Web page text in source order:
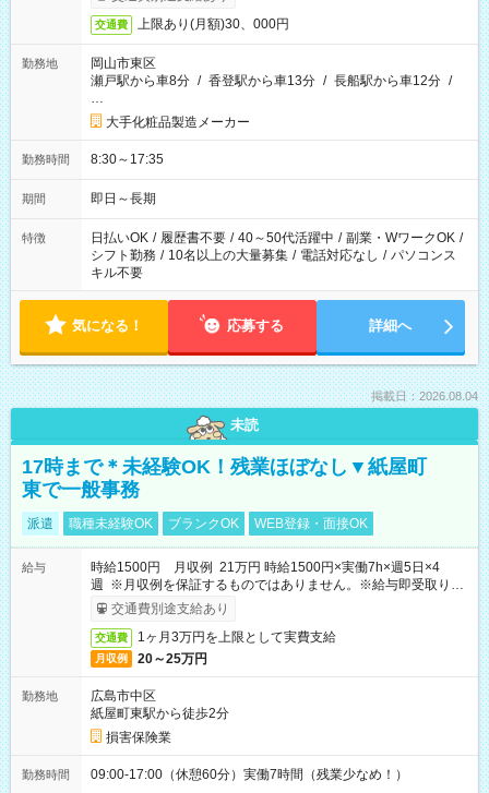
交通費 上限あり(月額)30、000円
勤務地
岡山市東区
瀬戸駅から車8分 / 香登駅から車13分 / 長船駅から車12分 /
…
大手化粧品製造メーカー
勤務時間 8:30～17:35
期間 即日～長期
特徴 日払いOK / 履歴書不要 / 40～50代活躍中 / 副業・WワークOK /
シフト勤務 / 10名以上の大量募集 / 電話対応なし / パソコンス
キル不要
気になる！ 応募する 詳細へ
掲載日：2026.08.04
未読
17時まで＊未経験OK！残業ほぼなし▼紙屋町
東で一般事務
派遣 職種未経験OK ブランクOK WEB登録・面接OK
給与
時給1500円 月収例 21万円 時給1500円×実働7h×週5日×4
週 ※月収例を保証するものではありません。※給与即受取りサ
ービス利用可（利用条件有）
交通費別途支給あり
交通費 1ヶ月3万円を上限として実費支給
月収例 20～25万円
勤務地
広島市中区
紙屋町東駅から徒歩2分
損害保険業
勤務時間 09:00-17:00（休憩60分）実働7時間（残業少なめ！）